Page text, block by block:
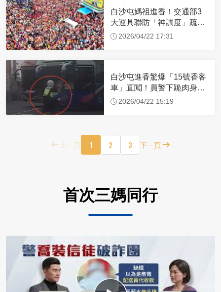
白沙屯媽祖進香！交通部3
大運具聯防「神調度」疏運
32.1萬創新高
2026/04/22 17:31
白沙屯進香驚爆「15號香客
車」直闖！員警下跪肉身擋
車：讓行人先過
2026/04/22 15:19
上一頁 1 2 3 下一頁
首次三媽同行